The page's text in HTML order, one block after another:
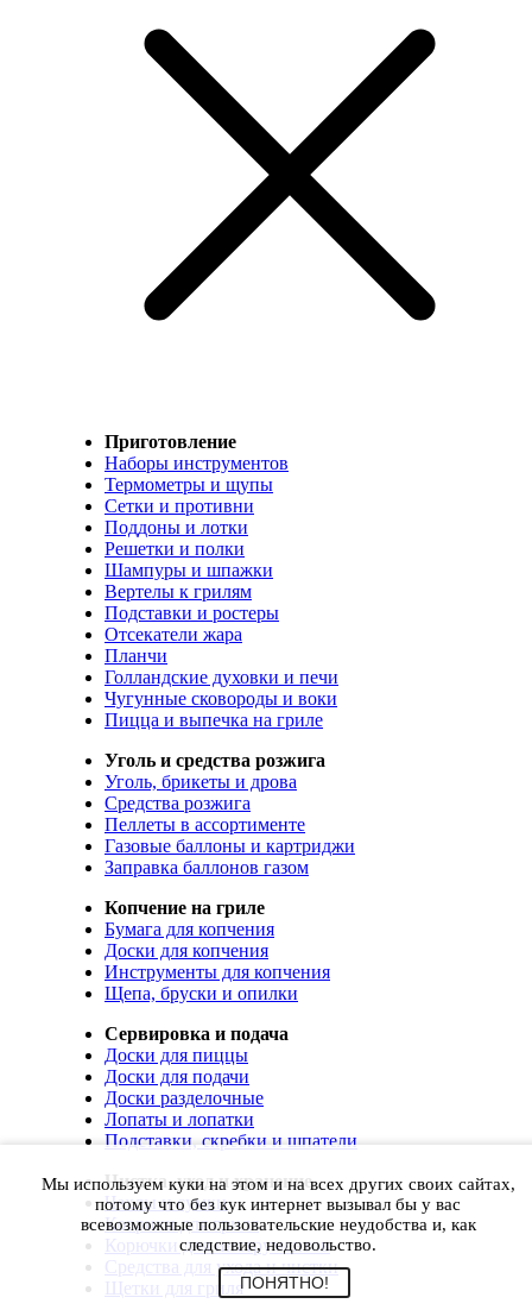
Приготовление
Наборы инструментов
Термометры и щупы
Сетки и противни
Поддоны и лотки
Решетки и полки
Шампуры и шпажки
Вертелы к грилям
Подставки и ростеры
Отсекатели жара
Планчи
Голландские духовки и печи
Чугунные сковороды и воки
Пицца и выпечка на гриле
Уголь и средства розжига
Уголь, брикеты и дрова
Средства розжига
Пеллеты в ассортименте
Газовые баллоны и картриджи
Заправка баллонов газом
Копчение на гриле
Бумага для копчения
Доски для копчения
Инструменты для копчения
Щепа, бруски и опилки
Сервировка и подача
Доски для пиццы
Доски для подачи
Доски разделочные
Лопаты и лопатки
Подставки, скребки и шпатели
Чистка, уход и хранение
Чехлы и сумки
Коврики для гриля
Корючки для инструментов
Средства для ухода и чистки
Щетки для гриля
Мы используем куки на этом и на всех других своих сайтах,
потому что без кук интернет вызывал бы у вас
всевозможные пользовательские неудобства и, как
следствие, недовольство.
ПОНЯТНО!